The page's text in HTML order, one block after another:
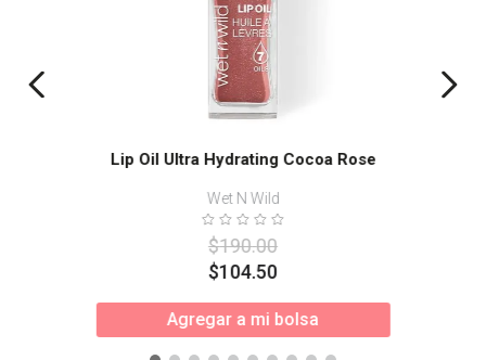
Lip Oil Ultra Hydrating Cocoa Rose
Wet N Wild
$190.00
$104.50
Agregar a mi bolsa